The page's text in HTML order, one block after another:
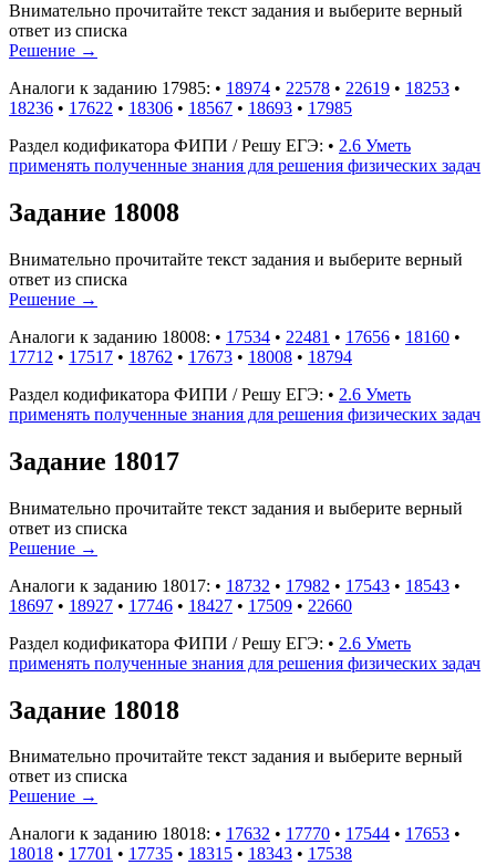
Внимательно прочитайте текст задания и выберите верный
ответ из списка
Решение →
Аналоги к заданию 17985: • 18974 • 22578 • 22619 • 18253 •
18236 • 17622 • 18306 • 18567 • 18693 • 17985
Раздел кодификатора ФИПИ / Решу ЕГЭ: • 2.6 Уметь
применять полученные знания для решения физических задач
Задание 18008
Внимательно прочитайте текст задания и выберите верный
ответ из списка
Решение →
Аналоги к заданию 18008: • 17534 • 22481 • 17656 • 18160 •
17712 • 17517 • 18762 • 17673 • 18008 • 18794
Раздел кодификатора ФИПИ / Решу ЕГЭ: • 2.6 Уметь
применять полученные знания для решения физических задач
Задание 18017
Внимательно прочитайте текст задания и выберите верный
ответ из списка
Решение →
Аналоги к заданию 18017: • 18732 • 17982 • 17543 • 18543 •
18697 • 18927 • 17746 • 18427 • 17509 • 22660
Раздел кодификатора ФИПИ / Решу ЕГЭ: • 2.6 Уметь
применять полученные знания для решения физических задач
Задание 18018
Внимательно прочитайте текст задания и выберите верный
ответ из списка
Решение →
Аналоги к заданию 18018: • 17632 • 17770 • 17544 • 17653 •
18018 • 17701 • 17735 • 18315 • 18343 • 17538